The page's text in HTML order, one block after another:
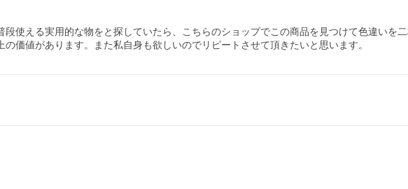
使える実用的な物をと探していたら、こちらのショップでこの商品を見つけて色違いを
価値があります。また私自身も欲しいのでリピートさせて頂きたいと思います。